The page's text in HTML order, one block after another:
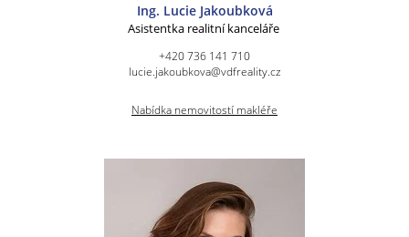
Ing. Lucie Jakoubková
Asistentka realitní kanceláře
+420 736 141 710
lucie.jakoubkova@vdfreality.cz
Nabídka nemovitostí makléře